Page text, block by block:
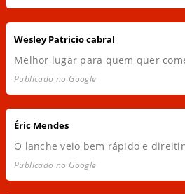
Wesley Patricio cabral
Melhor lugar para quem quer
Publicado no Google
Éric Mendes
O lanche veio bem rápido e
Publicado no Google